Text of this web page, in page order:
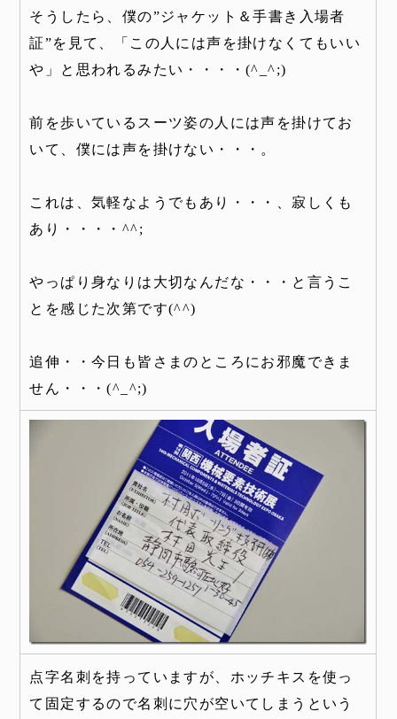
そうしたら、僕の”ジャケット＆手書き入場者
証”を見て、「この人には声を掛けなくてもいい
や」と思われるみたい・・・・(^_^;)
前を歩いているスーツ姿の人には声を掛けてお
いて、僕には声を掛けない・・・。
これは、気軽なようでもあり・・・、寂しくも
あり・・・・^^;
やっぱり身なりは大切なんだな・・・と言うこ
とを感じた次第です(^^)
追伸・・今日も皆さまのところにお邪魔できま
せん・・・(^_^;)
点字名刺を持っていますが、ホッチキスを使っ
て固定するので名刺に穴が空いてしまうという